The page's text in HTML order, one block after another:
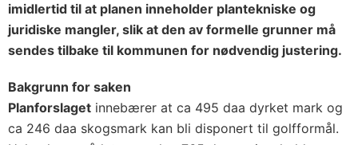
imidlertid til at planen inneholder plantekniske og
juridiske mangler, slik at den av formelle grunner må
sendes tilbake til kommunen for nødvendig justering.
Bakgrunn for saken
Planforslaget innebærer at ca 495 daa dyrket mark og
ca 246 daa skogsmark kan bli disponert til golfformål.